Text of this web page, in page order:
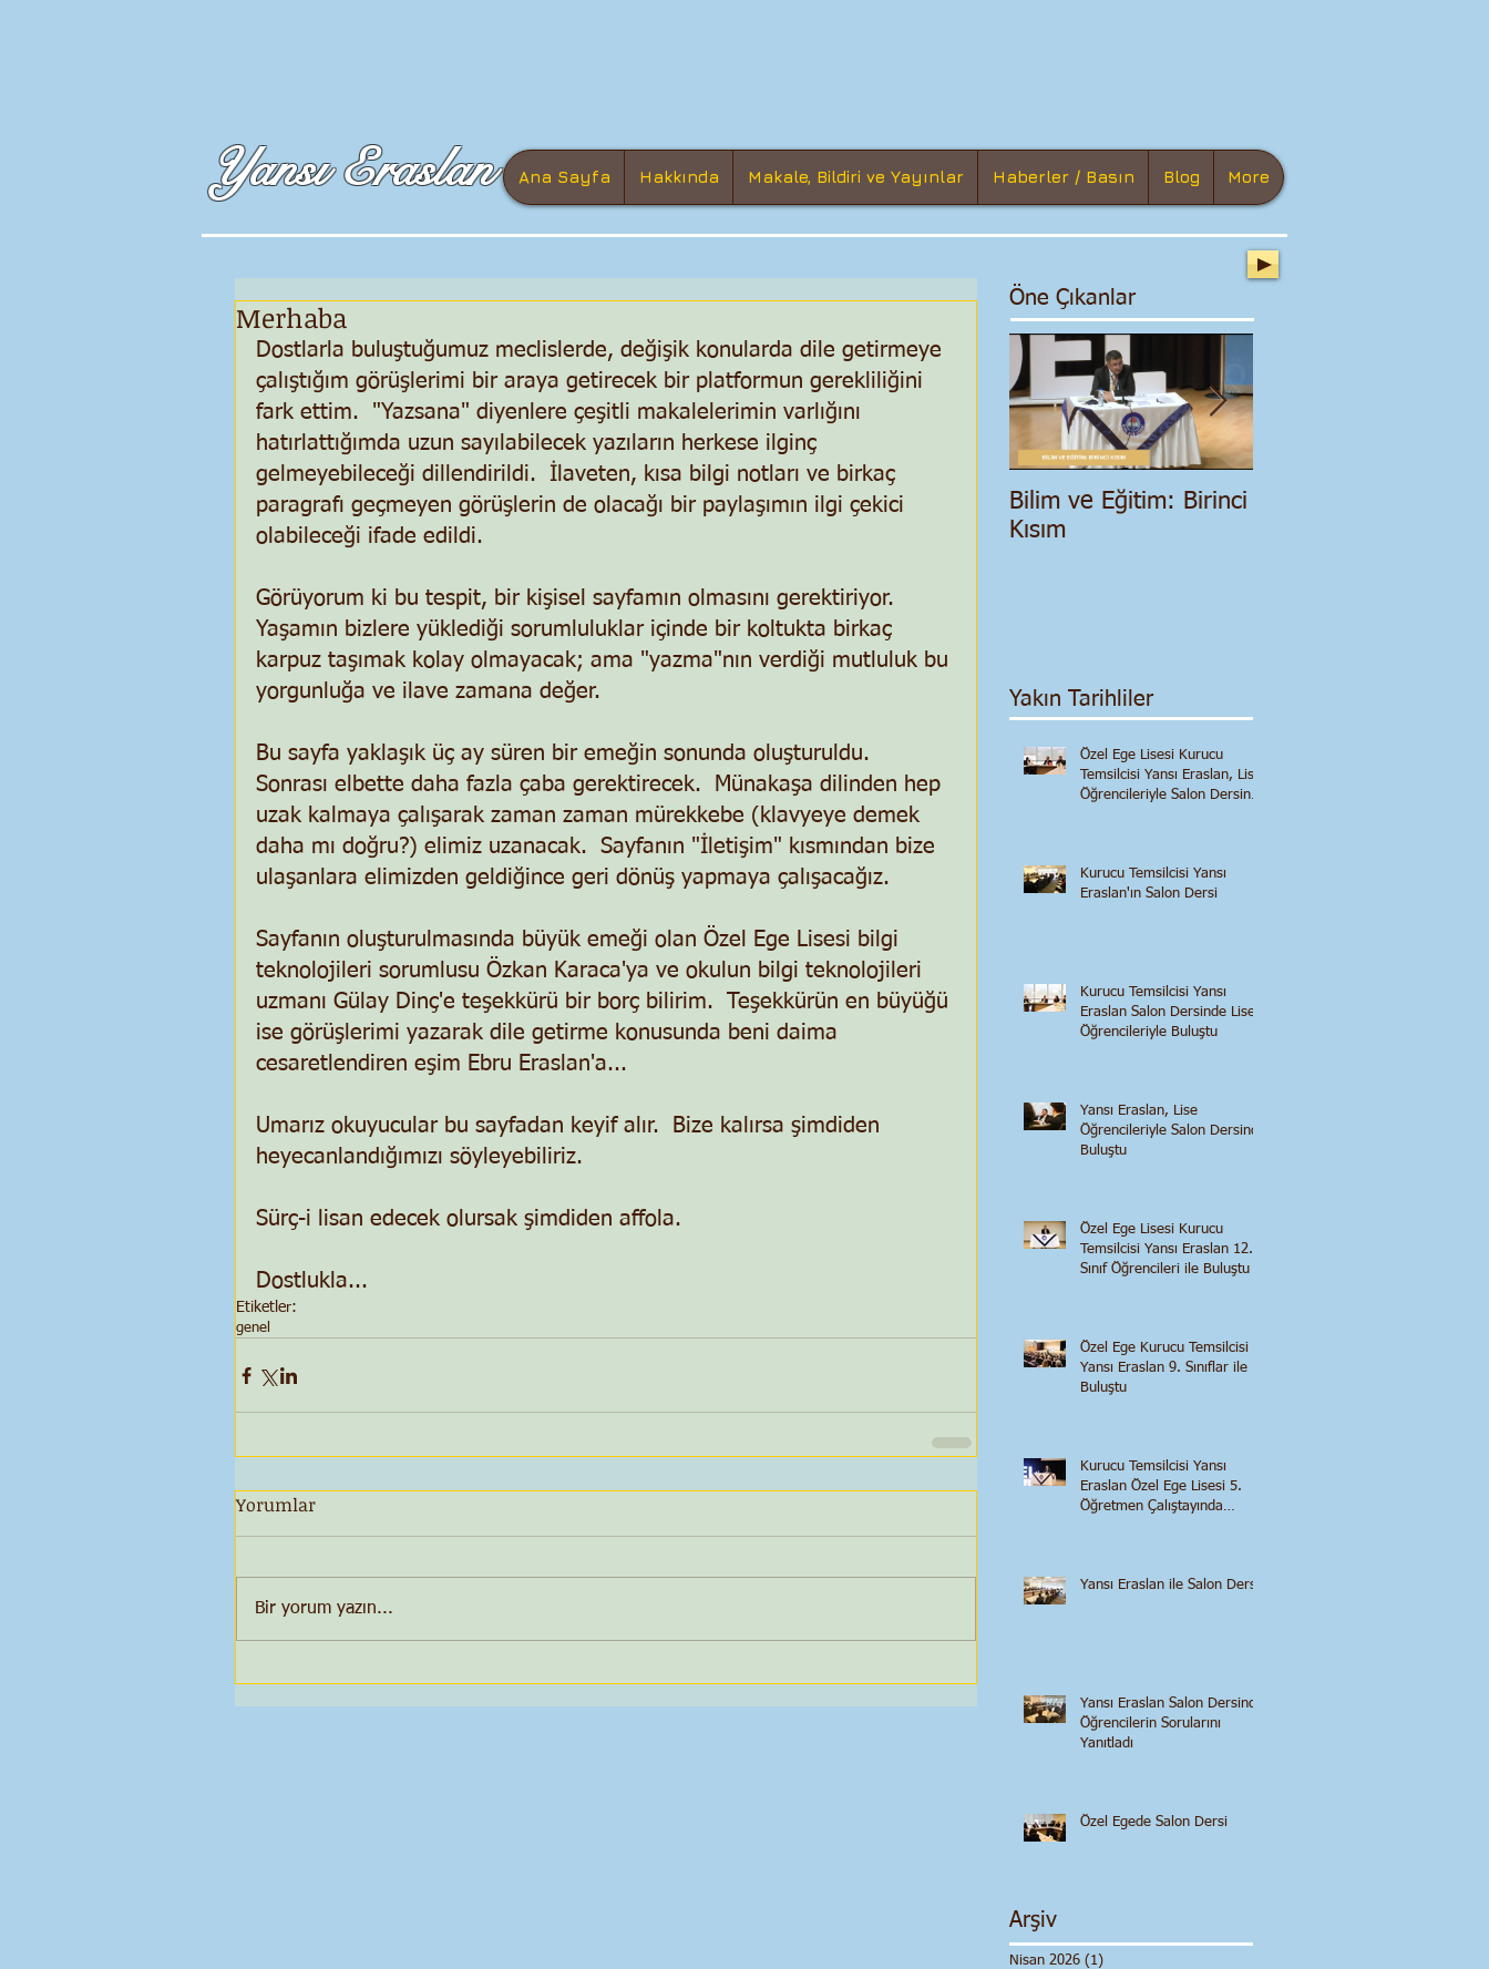
Yansı Eraslan Ana Sayfa Hakkında Makale, Bildiri ve Yayınlar Haberler / Basın Blog More
Merhaba
Dostlarla buluştuğumuz meclislerde, değişik konularda dile getirmeye
çalıştığım görüşlerimi bir araya getirecek bir platformun gerekliliğini
fark ettim.  "Yazsana" diyenlere çeşitli makalelerimin varlığını
hatırlattığımda uzun sayılabilecek yazıların herkese ilginç
gelmeyebileceği dillendirildi.  İlaveten, kısa bilgi notları ve birkaç
paragrafı geçmeyen görüşlerin de olacağı bir paylaşımın ilgi çekici
olabileceği ifade edildi.
Görüyorum ki bu tespit, bir kişisel sayfamın olmasını gerektiriyor.
Yaşamın bizlere yüklediği sorumluluklar içinde bir koltukta birkaç
karpuz taşımak kolay olmayacak; ama "yazma"nın verdiği mutluluk bu
yorgunluğa ve ilave zamana değer.
Bu sayfa yaklaşık üç ay süren bir emeğin sonunda oluşturuldu.
Sonrası elbette daha fazla çaba gerektirecek.  Münakaşa dilinden hep
uzak kalmaya çalışarak zaman zaman mürekkebe (klavyeye demek
daha mı doğru?) elimiz uzanacak.  Sayfanın "İletişim" kısmından bize
ulaşanlara elimizden geldiğince geri dönüş yapmaya çalışacağız.
Sayfanın oluşturulmasında büyük emeği olan Özel Ege Lisesi bilgi
teknolojileri sorumlusu Özkan Karaca'ya ve okulun bilgi teknolojileri
uzmanı Gülay Dinç'e teşekkürü bir borç bilirim.  Teşekkürün en büyüğü
ise görüşlerimi yazarak dile getirme konusunda beni daima
cesaretlendiren eşim Ebru Eraslan'a...
Umarız okuyucular bu sayfadan keyif alır.  Bize kalırsa şimdiden
heyecanlandığımızı söyleyebiliriz.
Sürç-i lisan edecek olursak şimdiden affola.
Dostlukla...
Etiketler:
genel
Yorumlar
Bir yorum yazın...
Öne Çıkanlar
Bilim ve Eğitim: Birinci
Kısım
Yakın Tarihliler
Özel Ege Lisesi Kurucu
Temsilcisi Yansı Eraslan, Lise
Öğrencileriyle Salon Dersinde
Kurucu Temsilcisi Yansı
Eraslan'ın Salon Dersi
Kurucu Temsilcisi Yansı
Eraslan Salon Dersinde Lise
Öğrencileriyle Buluştu
Yansı Eraslan, Lise
Öğrencileriyle Salon Dersinde
Buluştu
Özel Ege Lisesi Kurucu
Temsilcisi Yansı Eraslan 12.
Sınıf Öğrencileri ile Buluştu
Özel Ege Kurucu Temsilcisi
Yansı Eraslan 9. Sınıflar ile
Buluştu
Kurucu Temsilcisi Yansı
Eraslan Özel Ege Lisesi 5.
Öğretmen Çalıştayında
Yansı Eraslan ile Salon Dersi
Yansı Eraslan Salon Dersinde
Öğrencilerin Sorularını
Yanıtladı
Özel Egede Salon Dersi
Arşiv
Nisan 2026 (1)